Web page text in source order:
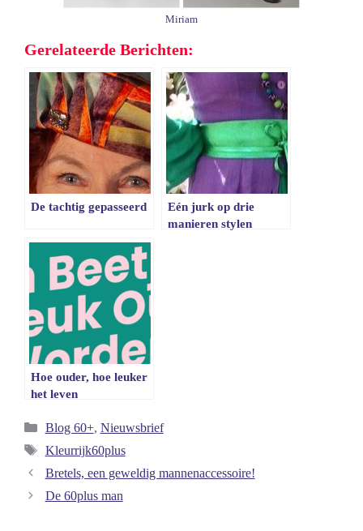
Miriam
Gerelateerde Berichten:
De tachtig gepasseerd
Eén jurk op drie
manieren stylen
Hoe ouder, hoe leuker
het leven
Categorieën
Blog 60+, Nieuwsbrief
Tags
Kleurrijk60plus
Bretels, een geweldig mannenaccessoire!
De 60plus man